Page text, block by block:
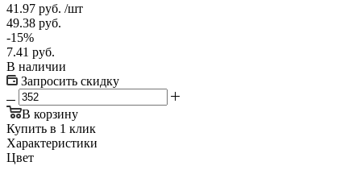
41.97 руб. /шт
49.38 руб.
-15%
7.41 руб.
В наличии
Запросить скидку
В корзину
Купить в 1 клик
Характеристики
Цвет